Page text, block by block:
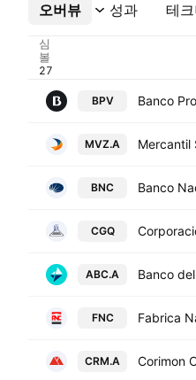
오버뷰 성과 테
더보기
심
볼
BPV Banco
MVZ.A
BNC
CGQ
ABC.A
FNC
CRM.A Corimon